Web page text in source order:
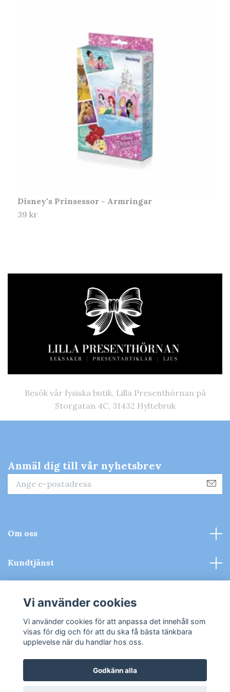
Besök vår fysiska butik, Lilla Presenthörnan på
Storgatan 4C, 31432 Hyltebruk
Disney's Prinsessor - Armringar
39 kr
Anmäl dig till vår nyhetsbrev
Om oss
Kundtjänst
Sociala medier
Vi använder cookies
Vi använder cookies för att anpassa det innehåll som
visas för dig och för att du ska få bästa tänkbara
upplevelse när du handlar hos oss.
Godkänn alla